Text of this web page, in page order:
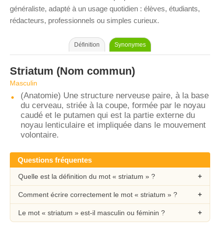
généraliste, adapté à un usage quotidien : élèves, étudiants,
rédacteurs, professionnels ou simples curieux.
Définition Synonymes
Striatum (Nom commun)
Masculin
(Anatomie) Une structure nerveuse paire, à la base
du cerveau, striée à la coupe, formée par le noyau
caudé et le putamen qui est la partie externe du
noyau lenticulaire et impliquée dans le mouvement
volontaire.
Questions fréquentes
Quelle est la définition du mot « striatum » ?
Comment écrire correctement le mot « striatum » ?
Le mot « striatum » est-il masculin ou féminin ?